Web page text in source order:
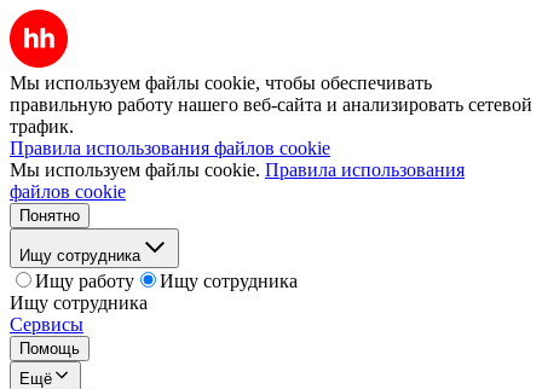
Мы используем файлы cookie, чтобы обеспечивать
правильную работу нашего веб-сайта и анализировать сетевой
трафик.
Правила использования файлов cookie
Мы используем файлы cookie. Правила использования
файлов cookie
Понятно
Ищу сотрудника
Ищу работу
Ищу сотрудника
Ищу сотрудника
Сервисы
Помощь
Ещё